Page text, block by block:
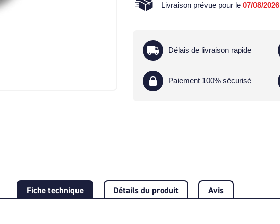
Livraison prévue pour le 07/08/2026
Délais de livraison rapide
Paiement 100% sécurisé
Fiche technique Détails du produit Avis